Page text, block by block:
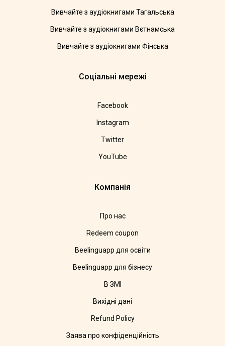
Вивчайте з аудіокнигами Тагальська
Вивчайте з аудіокнигами Вєтнамська
Вивчайте з аудіокнигами Фінська
Соціальні мережі
Facebook
Instagram
Twitter
YouTube
Компанія
Про нас
Redeem coupon
Beelinguapp для освіти
Beelinguapp для бізнесу
В ЗМІ
Вихідні дані
Refund Policy
Заява про конфіденційність